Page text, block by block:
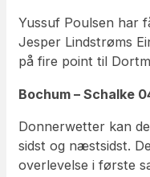
Yussuf Poulsen har
Jesper Lindstrøms
på fire point til
Bochum – Schalke
Donnerwetter kan
sidst og næstsidst.
overlevelse i første